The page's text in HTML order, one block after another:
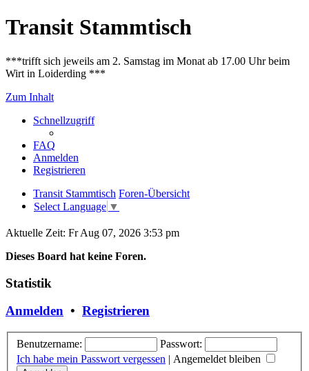
Transit Stammtisch
***trifft sich jeweils am 2. Samstag im Monat ab 17.00 Uhr beim
Wirt in Loiderding ***
Zum Inhalt
Schnellzugriff
FAQ
Anmelden
Registrieren
Transit Stammtisch Foren-Übersicht
Select Language ▼
Aktuelle Zeit: Fr Aug 07, 2026 3:53 pm
Dieses Board hat keine Foren.
Statistik
Anmelden • Registrieren
Benutzername:
Passwort:
Ich habe mein Passwort vergessen | Angemeldet bleiben